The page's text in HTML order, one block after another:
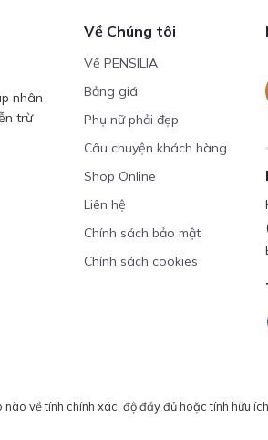
nhân
trừ
Về Chúng tôi
Về PENSILIA
Bảng giá
Phụ nữ phải đẹp
Câu chuyện khách hàng
Shop Online
Liên hệ
Chính sách bảo mật
Chính sách cookies
về tính chính xác, độ đầy đủ hoặc tính hữu